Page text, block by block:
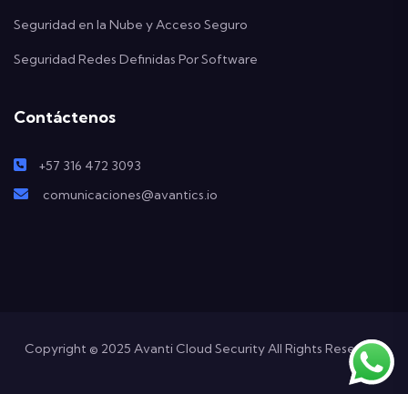
Seguridad en la Nube y Acceso Seguro
Seguridad Redes Definidas Por Software
Contáctenos
+57 316 472 3093
comunicaciones@avantics.io
Copyright © 2025 Avanti Cloud Security All Rights Reserved